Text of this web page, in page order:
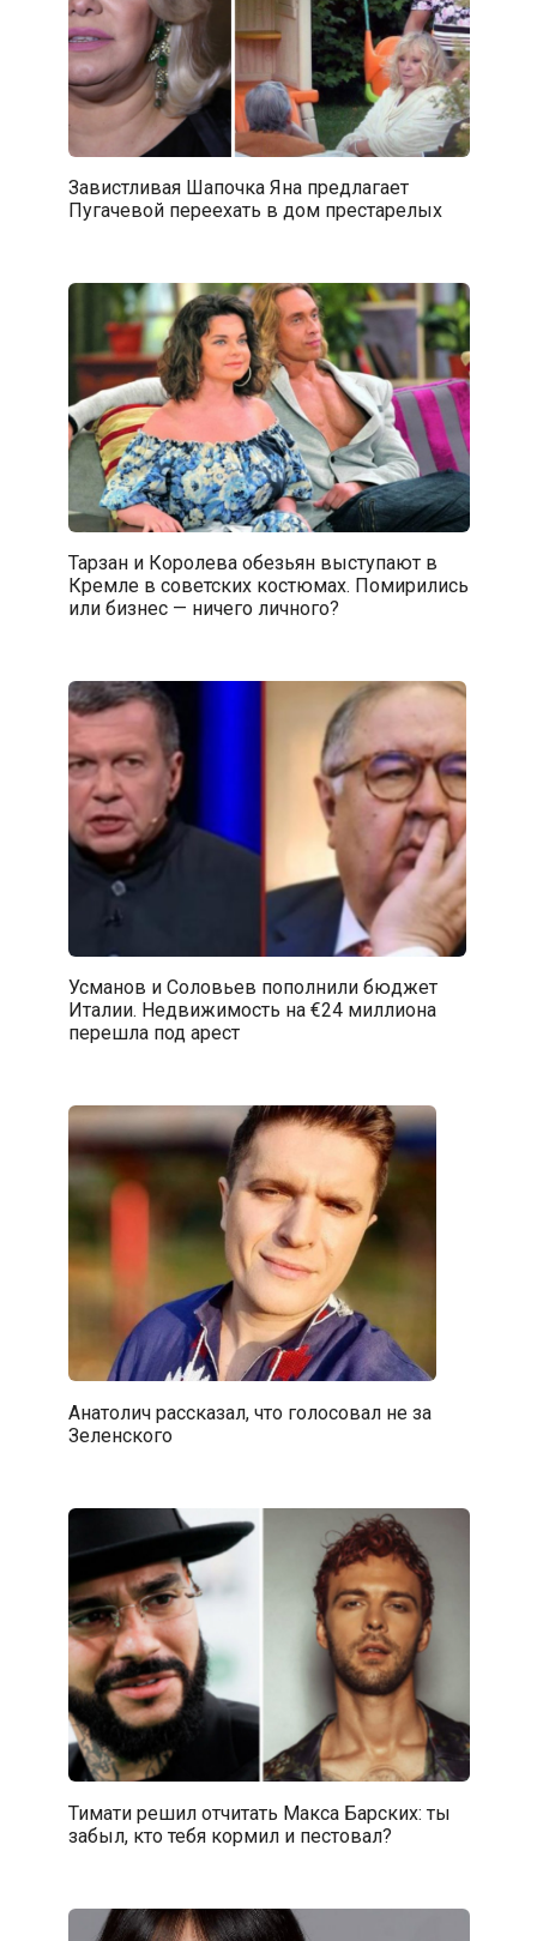
Завистливая Шапочка Яна предлагает
Пугачевой переехать в дом престарелых
Тарзан и Королева обезьян выступают в
Кремле в советских костюмах. Помирились
или бизнес — ничего личного?
Усманов и Соловьев пополнили бюджет
Италии. Недвижимость на €24 миллиона
перешла под арест
Анатолич рассказал, что голосовал не за
Зеленского
Тимати решил отчитать Макса Барских: ты
забыл, кто тебя кормил и пестовал?